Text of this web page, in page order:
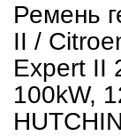
Ремень
II /
Expert II
100kW,